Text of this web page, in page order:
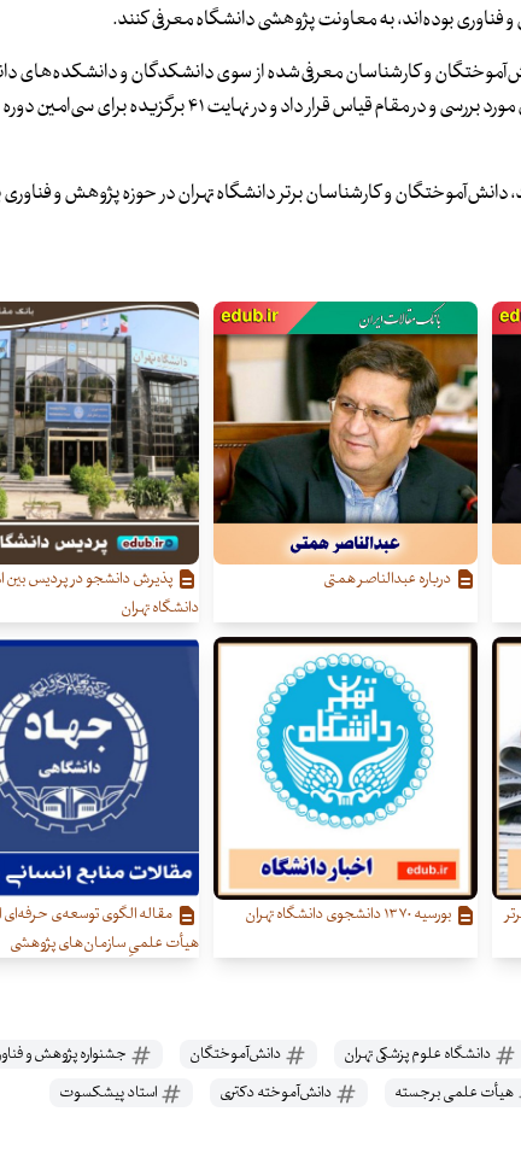
بوده‌اند، به معاونت پژوهشی دانشگاه معرفی کنند.
و کارشناسان معرفی‌شده از سوی دانشکدگان و دانشکده‌های
تهران را بر اساس آیین‌نامه‌های انتخاب برگزیدگان جشنواره پژوهش و فناوری مورد بررسی و در مقام قیاس قرار داد و در
و کارشناسان برتر دانشگاه تهران در حوزه پژوهش و فناوری
درباره عبدالناصر همتی
پذیرش دانشجو در پردیس بین
دانشگاه تهران
بورسیه ۱۳۷۰ دانشجوی دانشگاه تهران
مقاله الگوی توسعه‌ی
هیأت علمیِ سازمان‌های پژوهشی
دانشگاه‌ علوم پزشکی تهران دانش‌آموختگان
جشنواره پژوهش و
هیأت علمی برجسته دانش‌آموخته دکتری
استاد پیشکسوت